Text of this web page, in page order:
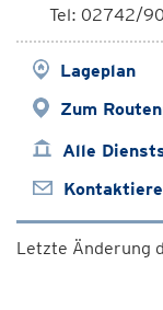
Tel: 02742/
Lageplan
Zum
Alle
Letzte Änderung